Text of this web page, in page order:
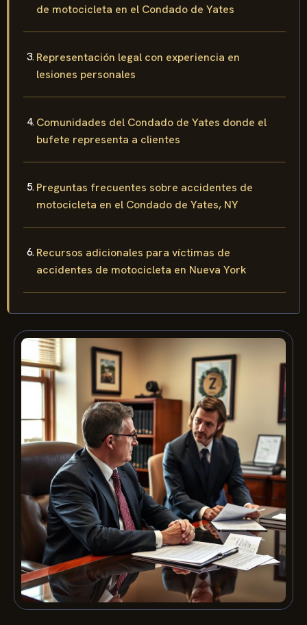
de motocicleta en el Condado de Yates
Representación legal con experiencia en
lesiones personales
Comunidades del Condado de Yates donde el
bufete representa a clientes
Preguntas frecuentes sobre accidentes de
motocicleta en el Condado de Yates, NY
Recursos adicionales para víctimas de
accidentes de motocicleta en Nueva York